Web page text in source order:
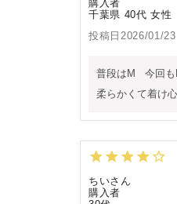
購入者
千葉県 40代 女性
投稿日 2026/01/23
普段はM   今回も
柔らかくて着け
ちい
購入者